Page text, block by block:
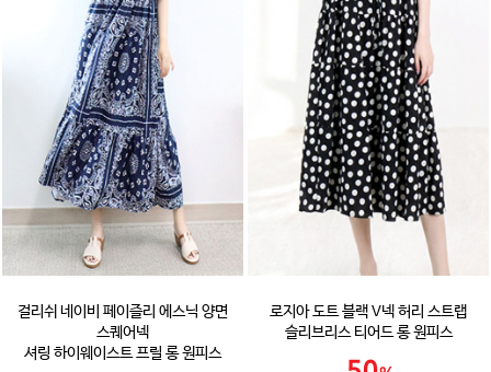
걸리쉬 네이비 페이즐리 에스닉 양면
스퀘어넥
셔링 하이웨이스트 프릴 롱 원피스
로지아 도트 블랙 V넥 허리 스트랩
슬리브리스 티어드 롱 원피스